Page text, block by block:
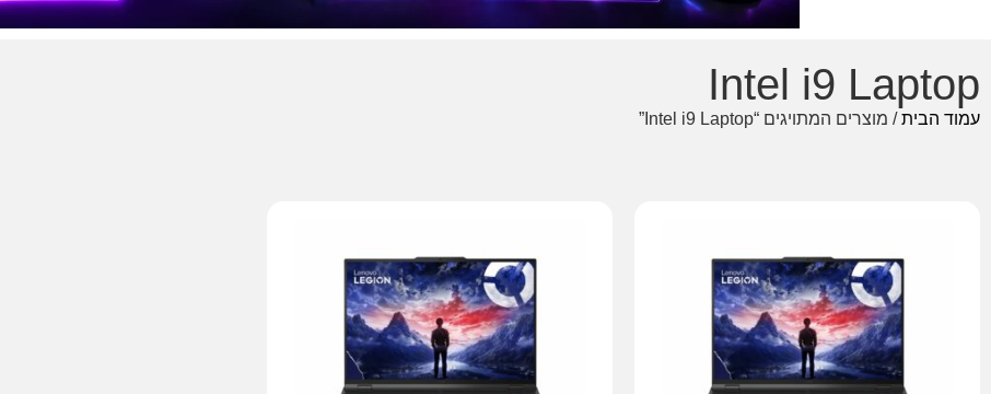
Intel i9 Laptop
עמוד הבית/ מוצרים המתויגים “Intel i9 Laptop”